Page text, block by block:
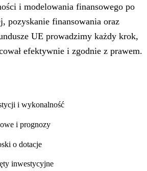
i modelowania finansowego po
pozyskanie finansowania oraz
UE prowadzimy każdy krok,
efektywnie i zgodnie z prawem.
i wykonalność
i prognozy
o dotacje
inwestycyjne